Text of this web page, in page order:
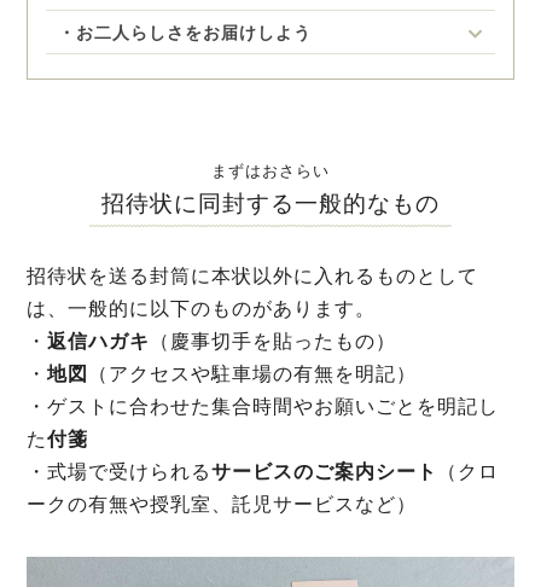
・お二人らしさをお届けしよう
まずはおさらい
招待状に同封する一般的なもの
招待状を送る封筒に本状以外に入れるものとして
は、一般的に以下のものがあります。
・返信ハガキ
（慶事切手を貼ったもの）
・地図
（アクセスや駐車場の有無を明記）
・ゲストに合わせた集合時間やお願いごとを明記し
た付箋
・式場で受けられるサービスのご案内シート
（クロ
ークの有無や授乳室、託児サービスなど）